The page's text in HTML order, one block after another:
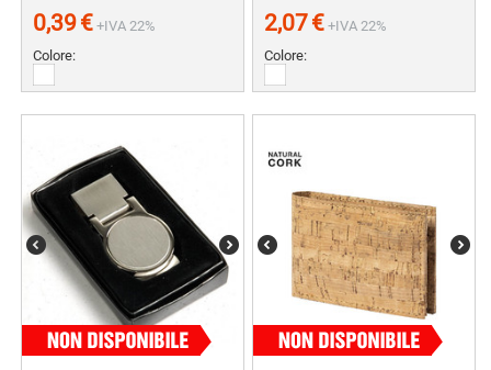
0,39€ +IVA 22%
Colore:
2,07€ +IVA 22%
Colore: